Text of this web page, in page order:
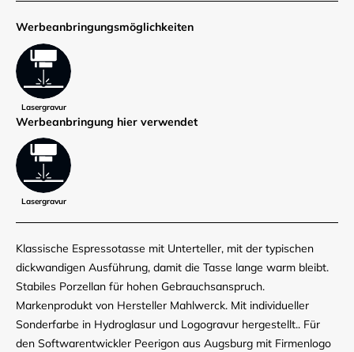
Werbe­anbringungs­möglich­keiten
Lasergravur
Werbe­anbringung hier verwendet
Lasergravur
Klassische Espressotasse mit Unterteller, mit der typischen
dickwandigen Ausführung, damit die Tasse lange warm bleibt.
Stabiles Porzellan für hohen Gebrauchsanspruch.
Markenprodukt von Hersteller Mahlwerck. Mit individueller
Sonderfarbe in Hydroglasur und Logogravur hergestellt.. Für
den Softwarentwickler Peerigon aus Augsburg mit Firmenlogo